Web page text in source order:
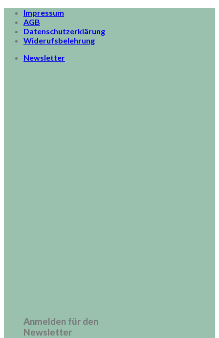
Skip
content
Impressum
AGB
Datenschutzerklärung
Widerufsbelehrung
Newsletter
Anmelden für den
Newsletter